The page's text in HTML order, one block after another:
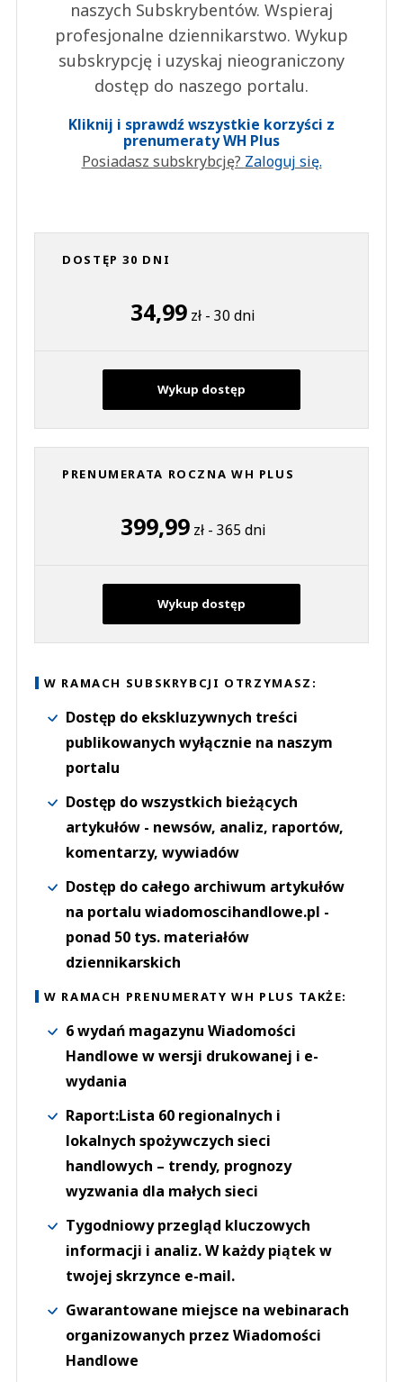
naszych Subskrybentów. Wspieraj
profesjonalne dziennikarstwo. Wykup
subskrypcję i uzyskaj nieograniczony
dostęp do naszego portalu.
Kliknij i sprawdź wszystkie korzyści z
prenumeraty WH Plus
Posiadasz subskrybcję? Zaloguj się.
DOSTĘP 30 DNI
34,99 zł - 30 dni
Wykup dostęp
PRENUMERATA ROCZNA WH PLUS
399,99zł - 365 dni
Wykup dostęp
W RAMACH SUBSKRYBCJI OTRZYMASZ:
Dostęp do ekskluzywnych treści
publikowanych wyłącznie na naszym
portalu
Dostęp do wszystkich bieżących
artykułów - newsów, analiz, raportów,
komentarzy, wywiadów
Dostęp do całego archiwum artykułów
na portalu wiadomoscihandlowe.pl -
ponad 50 tys. materiałów
dziennikarskich
W RAMACH PRENUMERATY WH PLUS TAKŻE:
6 wydań magazynu Wiadomości
Handlowe w wersji drukowanej i e-
wydania
Raport:Lista 60 regionalnych i
lokalnych spożywczych sieci
handlowych – trendy, prognozy
wyzwania dla małych sieci
Tygodniowy przegląd kluczowych
informacji i analiz. W każdy piątek w
twojej skrzynce e-mail.
Gwarantowane miejsce na webinarach
organizowanych przez Wiadomości
Handlowe